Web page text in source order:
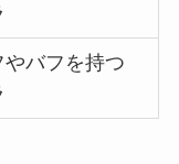
やバフを持つ